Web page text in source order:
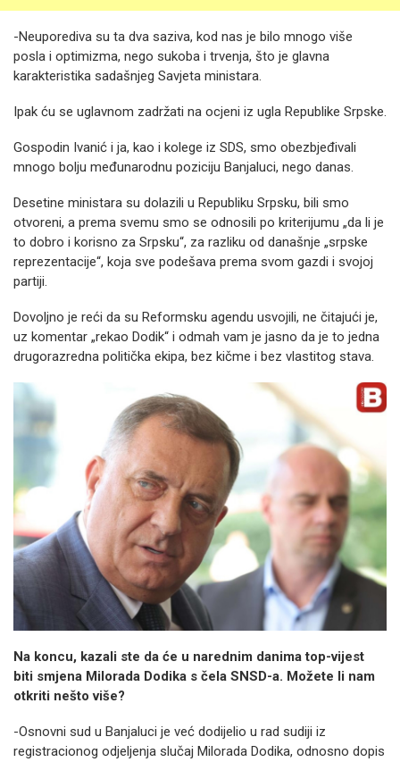
-Neuporediva su ta dva saziva, kod nas je bilo mnogo više
posla i optimizma, nego sukoba i trvenja, što je glavna
karakteristika sadašnjeg Savjeta ministara.
Ipak ću se uglavnom zadržati na ocjeni iz ugla Republike Srpske.
Gospodin Ivanić i ja, kao i kolege iz SDS, smo obezbjeđivali
mnogo bolju međunarodnu poziciju Banjaluci, nego danas.
Desetine ministara su dolazili u Republiku Srpsku, bili smo
otvoreni, a prema svemu smo se odnosili po kriterijumu „da li je
to dobro i korisno za Srpsku“, za razliku od današnje „srpske
reprezentacije“, koja sve podešava prema svom gazdi i svojoj
partiji.
Dovoljno je reći da su Reformsku agendu usvojili, ne čitajući je,
uz komentar „rekao Dodik“ i odmah vam je jasno da je to jedna
drugorazredna politička ekipa, bez kičme i bez vlastitog stava.
Na koncu, kazali ste da će u narednim danima top-vijest
biti smjena Milorada Dodika s čela SNSD-a. Možete li nam
otkriti nešto više?
-Osnovni sud u Banjaluci je već dodijelio u rad sudiji iz
registracionog odjeljenja slučaj Milorada Dodika, odnosno dopis